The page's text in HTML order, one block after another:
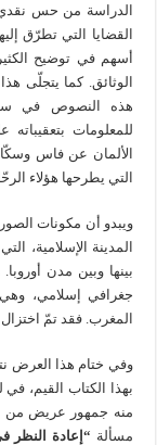
الدراسة من حس
القضايا التي تطرّق
أسهم في توضيح
الوثائق. كما يتجلّى
هذه النصوص في
للمعلومات
الألمان عن فاس
التي يطرحها هؤلاء
ويبدو أن مكونات
المدينة الإسلامية،
بينها وبين مدن
جغرافي إسلامي،
المغرب. فقد تمّ
وفي ختام هذا العرض
بهذا الكتاب القيم، في
منه جمهور عريض من
مسألة “إعادة النظر في